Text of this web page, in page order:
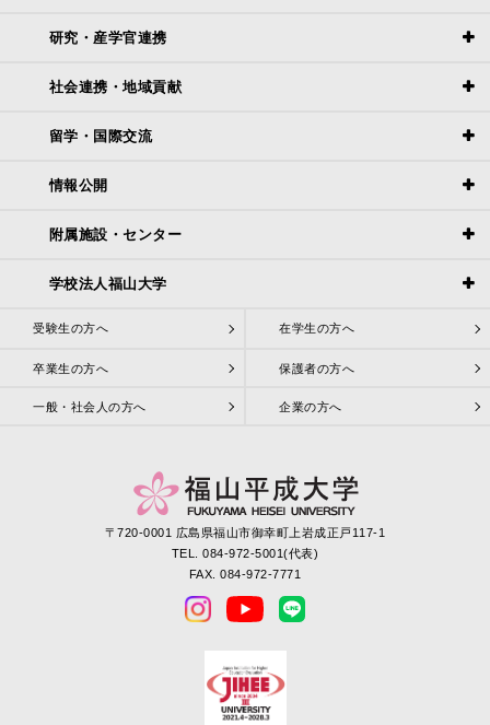
研究・産学官連携
社会連携・地域貢献
留学・国際交流
情報公開
附属施設・センター
学校法人福山大学
受験生の方へ 在学生の方へ
卒業生の方へ 保護者の方へ
一般・社会人の方へ 企業の方へ
〒720-0001 広島県福山市御幸町上岩成正戸117-1
TEL. 084-972-5001(代表)
FAX. 084-972-7771